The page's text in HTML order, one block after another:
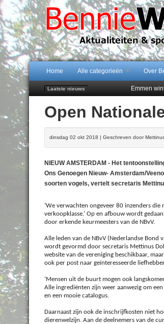
Home Alle categorieën Over
Laatste nieuws
Emmen
102
Open
dinsdag 02 okt 2018 | Geschreven door
NIEUW AMSTERDAM - Het
Ons Genoegen Nieuw- Amsterdam/
soorten vogels, vertelt secretaris
‘We verwachten ongeveer 80 inzenders
verkoopklasse.’ Op en afbouw wordt
door erkende keurmeesters van de NBvV.
Alle leden van de NBvV (Nederlandse Bond
wordt gevormd door secretaris Mettinus
website van de vereniging beschikbaar,
ook per post naar geïnteresseerde
‘Mensen uit de buurt mogen ook
Alle ingrediënten zijn weer aanwezig om
en een mooie catalogus.
Daarnaast zijn ook de inschrijfkosten niet
dierenwelzijn. Aan de deelnemers van de